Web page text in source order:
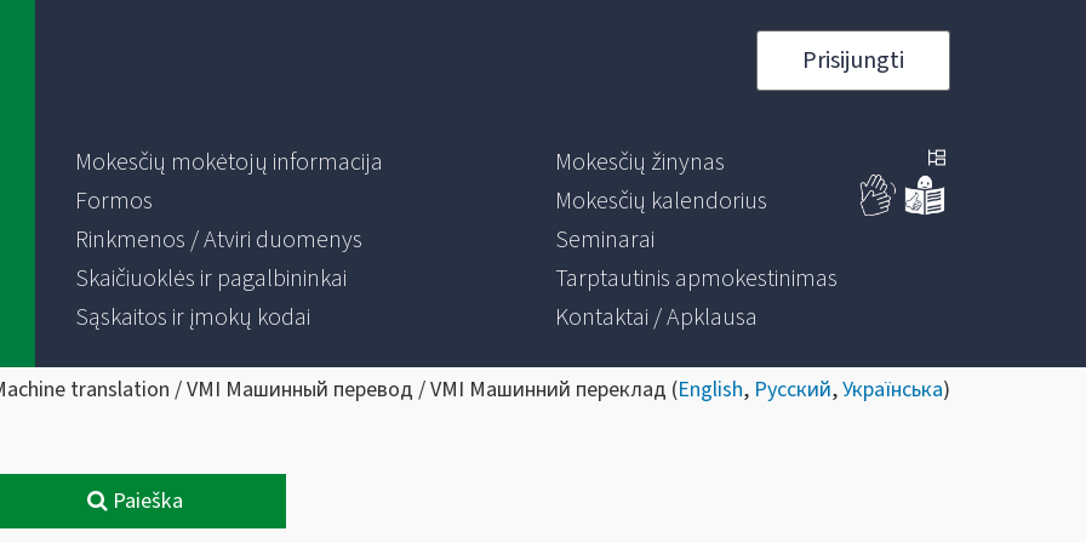
Prisijungti
Mokesčių mokėtojų informacija
Formos
Rinkmenos / Atviri duomenys
Skaičiuoklės ir pagalbininkai
Sąskaitos ir įmokų kodai
Mokesčių žinynas
Mokesčių kalendorius
Seminarai
Tarptautinis apmokestinimas
Kontaktai / Apklausa
translation / VMI Машинный перевод / VMI Машинний переклад (English, Русский,Українська)
Paieška